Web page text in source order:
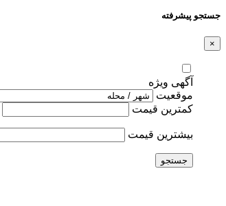
جستجو پیشرفته
×
آگهی ویژه
موقعیت
کمترین قیمت
بیشترین قیمت
جستجو